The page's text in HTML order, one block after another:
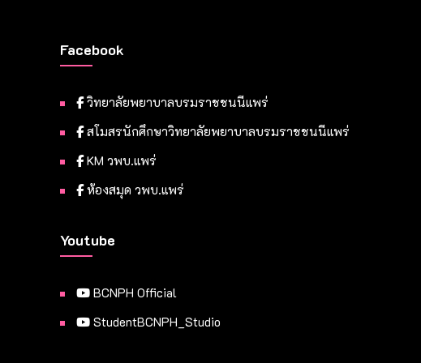
Facebook
วิทยาลัยพยาบาลบรมราชชนนีแพร่
สโมสรนักศึกษาวิทยาลัยพยาบาลบรมราชชนนีแพร่
KM วพบ.แพร่
ห้องสมุด วพบ.แพร่
Youtube
BCNPH Official
StudentBCNPH_Studio